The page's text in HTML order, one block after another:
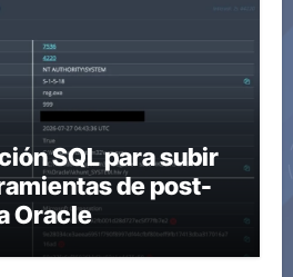
SQL para subir
de post-
Oracle